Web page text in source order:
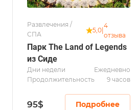
Развлечения /
СПА
5,0
4
отзыва
Парк The Land of Legends
из Сиде
Дни недели
Ежедневно
Продолжительность
9 часов
95$ Подробнее